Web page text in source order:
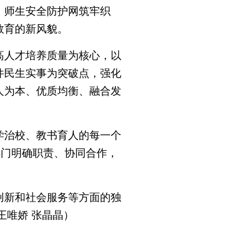
生安全防护网筑牢织
的新风貌。
才培养质量为核心，以
生实事为突破点，强化
本、优质均衡、融合发
校、教书育人的每一个
明确职责、协同合作，
和社会服务等方面的独
娇 张晶晶）